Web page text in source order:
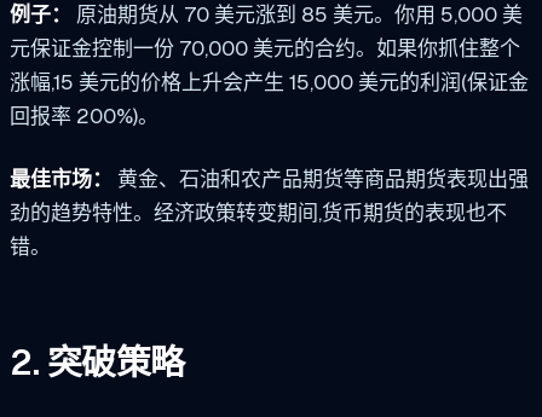
例子：
原油期货从 70 美元涨到 85 美元。你用 5,000 美
元保证金控制一份 70,000 美元的合约。如果你抓住整个
涨幅,15 美元的价格上升会产生 15,000 美元的利润(保证金
回报率 200%)。
最佳市场：
黄金、石油和农产品期货等商品期货表现出强
劲的趋势特性。经济政策转变期间,货币期货的表现也不
错。
2. 突破策略